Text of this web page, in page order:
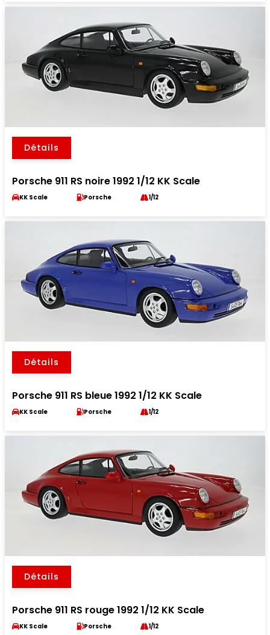
Détails
Porsche 911 RS noire 1992 1/12 KK Scale
KK Scale Porsche 1/12
Détails
Porsche 911 RS bleue 1992 1/12 KK Scale
KK Scale Porsche 1/12
Détails
Porsche 911 RS rouge 1992 1/12 KK Scale
KK Scale Porsche 1/12